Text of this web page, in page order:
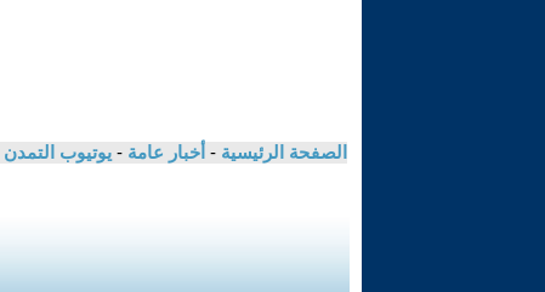
الصفحة الرئيسية - أخبار عامة - يوتيوب التمدن